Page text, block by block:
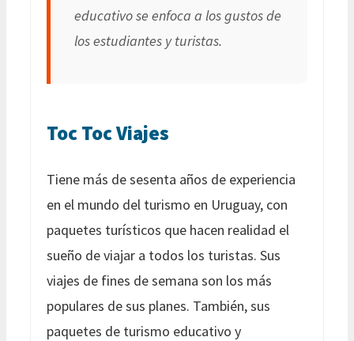
educativo se enfoca a los gustos de
los estudiantes y turistas.
Toc Toc Viajes
Tiene más de sesenta años de experiencia
en el mundo del turismo en Uruguay, con
paquetes turísticos que hacen realidad el
sueño de viajar a todos los turistas. Sus
viajes de fines de semana son los más
populares de sus planes. También, sus
paquetes de turismo educativo y